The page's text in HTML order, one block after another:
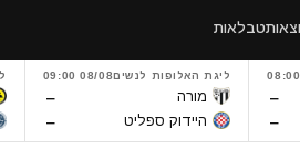
טבלאות
–
–
ליגת האלופות לנשים08/08 09:00
מורה –
היידוק ספליט –